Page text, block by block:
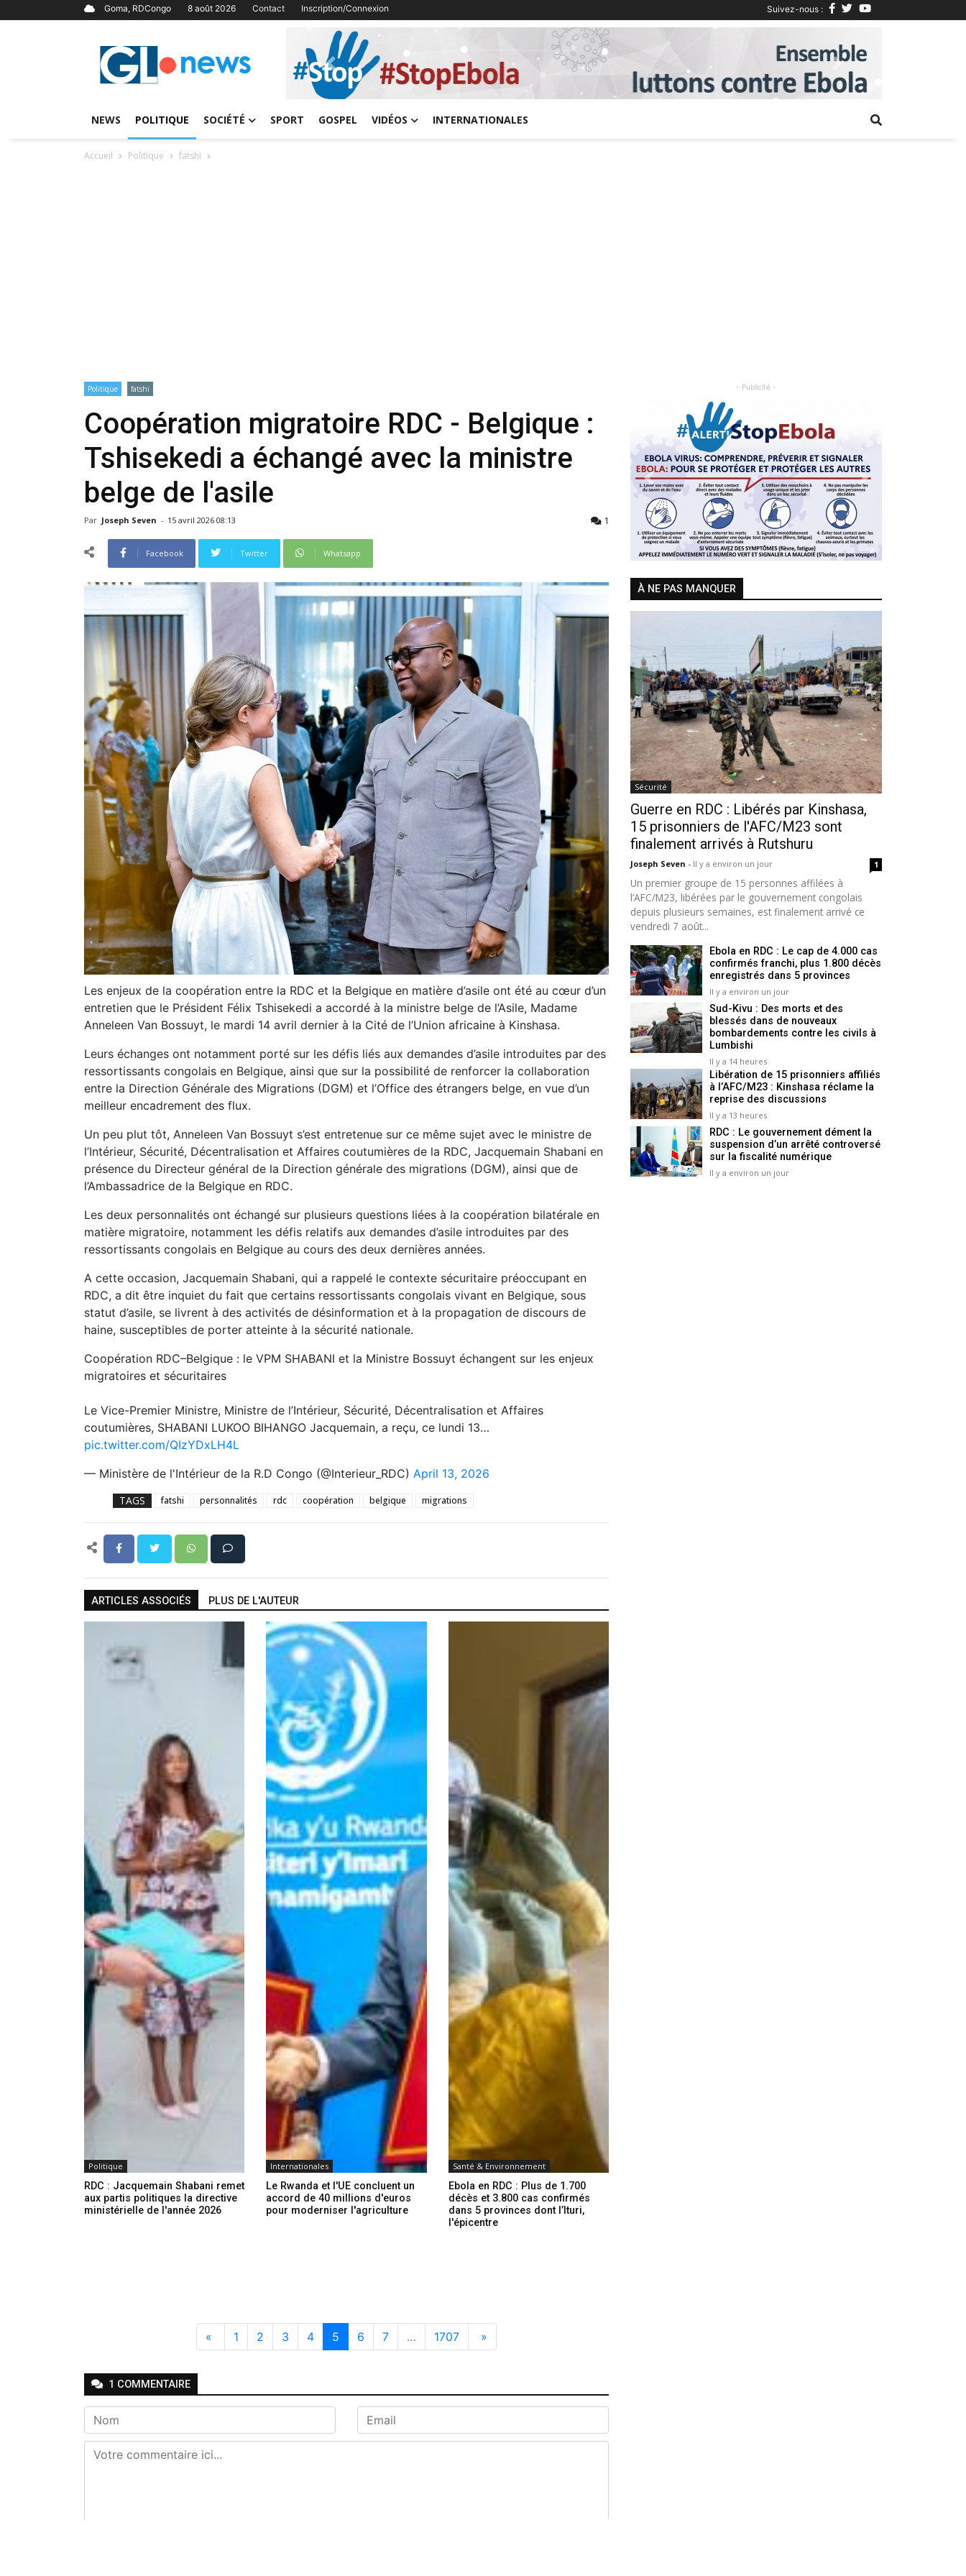
Goma, RDCongo 8 août 2026 Contact Inscription/Connexion Suivez-nous :
Previous Next
NEWS POLITIQUE SOCIÉTÉ SPORT GOSPEL VIDÉOS INTERNATIONALES
Accueil Politique fatshi
Politique fatshi
Coopération migratoire RDC - Belgique :
Tshisekedi a échangé avec la ministre
belge de l'asile
Par Joseph Seven - 15 avril 2026 08:13 1
Facebook Twitter Whatsapp
Les enjeux de la coopération entre la RDC et la Belgique en matière d’asile ont été au cœur d’un
entretien que le Président Félix Tshisekedi a accordé à la ministre belge de l’Asile, Madame
Anneleen Van Bossuyt, le mardi 14 avril dernier à la Cité de l’Union africaine à Kinshasa.
Leurs échanges ont notamment porté sur les défis liés aux demandes d’asile introduites par des
ressortissants congolais en Belgique, ainsi que sur la possibilité de renforcer la collaboration
entre la Direction Générale des Migrations (DGM) et l’Office des étrangers belge, en vue d’un
meilleur encadrement des flux.
Un peu plut tôt, Anneleen Van Bossuyt s’est entretenue sur ce même sujet avec le ministre de
l’Intérieur, Sécurité, Décentralisation et Affaires coutumières de la RDC, Jacquemain Shabani en
présence du Directeur général de la Direction générale des migrations (DGM), ainsi que de
l’Ambassadrice de la Belgique en RDC.
Les deux personnalités ont échangé sur plusieurs questions liées à la coopération bilatérale en
matière migratoire, notamment les défis relatifs aux demandes d’asile introduites par des
ressortissants congolais en Belgique au cours des deux dernières années.
A cette occasion, Jacquemain Shabani, qui a rappelé le contexte sécuritaire préoccupant en
RDC, a dit être inquiet du fait que certains ressortissants congolais vivant en Belgique, sous
statut d’asile, se livrent à des activités de désinformation et à la propagation de discours de
haine, susceptibles de porter atteinte à la sécurité nationale.
Coopération RDC–Belgique : le VPM SHABANI et la Ministre Bossuyt échangent sur les enjeux
migratoires et sécuritaires
Le Vice-Premier Ministre, Ministre de l’Intérieur, Sécurité, Décentralisation et Affaires
coutumières, SHABANI LUKOO BIHANGO Jacquemain, a reçu, ce lundi 13…
pic.twitter.com/QIzYDxLH4L
— Ministère de l'Intérieur de la R.D Congo (@Interieur_RDC) April 13, 2026
TAGS fatshi personnalités rdc coopération belgique migrations
ARTICLES ASSOCIÉS PLUS DE L'AUTEUR
Politique
RDC : Jacquemain Shabani remet
aux partis politiques la directive
ministérielle de l'année 2026
Internationales
Le Rwanda et l'UE concluent un
accord de 40 millions d'euros
pour moderniser l'agriculture
Santé & Environnement
Ebola en RDC : Plus de 1.700
décès et 3.800 cas confirmés
dans 5 provinces dont l’Ituri,
l'épicentre
« 1 2 3 4 5 6 7 … 1707 »
1 COMMENTAIRE
- Publicité -
Previous Next
À NE PAS MANQUER
Sécurité
Guerre en RDC : Libérés par Kinshasa,
15 prisonniers de l'AFC/M23 sont
finalement arrivés à Rutshuru
Joseph Seven - Il y a environ un jour 1
Un premier groupe de 15 personnes affilées à
l’AFC/M23, libérées par le gouvernement congolais
depuis plusieurs semaines, est finalement arrivé ce
vendredi 7 août...
Ebola en RDC : Le cap de 4.000 cas
confirmés franchi, plus 1.800 décès
enregistrés dans 5 provinces
Il y a environ un jour
Sud-Kivu : Des morts et des
blessés dans de nouveaux
bombardements contre les civils à
Lumbishi
Il y a 14 heures
Libération de 15 prisonniers affiliés
à l’AFC/M23 : Kinshasa réclame la
reprise des discussions
Il y a 13 heures
RDC : Le gouvernement dément la
suspension d’un arrêté controversé
sur la fiscalité numérique
Il y a environ un jour